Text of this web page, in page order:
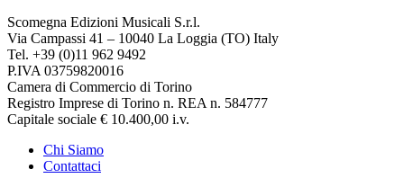
Scomegna Edizioni Musicali S.r.l.
Via Campassi 41 – 10040 La Loggia (TO) Italy
Tel. +39 (0)11 962 9492
P.IVA 03759820016
Camera di Commercio di Torino
Registro Imprese di Torino n. REA n. 584777
Capitale sociale € 10.400,00 i.v.
Chi Siamo
Contattaci